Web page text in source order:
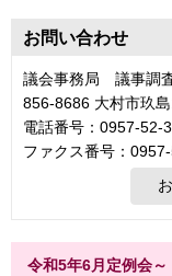
お問い合わせ
議会事務局 議事調
856-8686 大村市玖
電話番号：0957-52-
ファクス番号：
令和5年6月定例会～